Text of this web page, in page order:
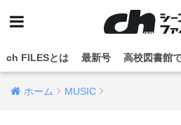
ch FILESとは 最新号 高校図書館
ホーム MUSIC